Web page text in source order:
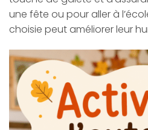
une fête ou pour aller à
choisie peut améliorer leur